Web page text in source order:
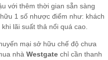
với thêm thời gian sẵn sàng
1 số nhược điểm như: khách
lãi suất thả nổi quá cao.
mại sở hữu chế độ chưa
nhà Westgatechỉ cần thanh